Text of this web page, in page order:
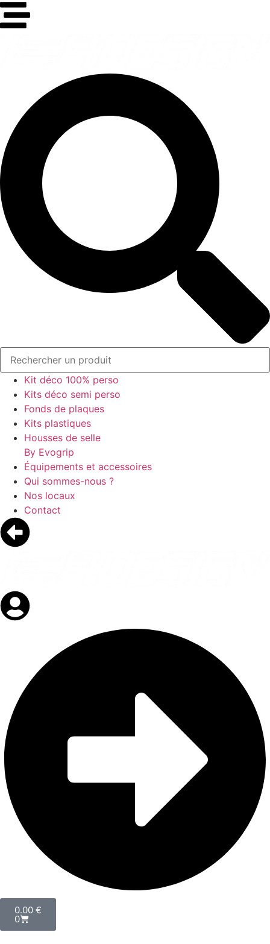
Kit déco 100% perso
Kits déco semi perso
Fonds de plaques
Kits plastiques
Housses de selle
By Evogrip
Équipements et accessoires
Qui sommes-nous ?
Nos locaux
Contact
0.00 €
0